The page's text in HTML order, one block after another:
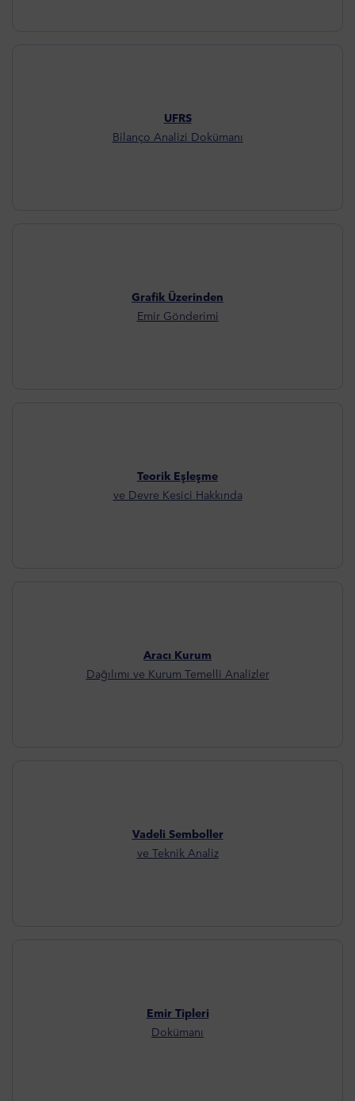
UFRS
Bilanço Analizi Dokümanı
Grafik Üzerinden
Emir Gönderimi
Teorik Eşleşme
ve Devre Kesici Hakkında
Aracı Kurum
Dağılımı ve Kurum Temelli Analizler
Vadeli Semboller
ve Teknik Analiz
Emir Tipleri
Dokümanı